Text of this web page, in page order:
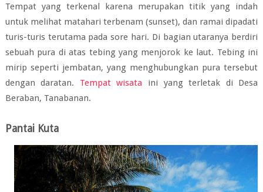
Tempat yang terkenal karena merupakan titik yang indah
untuk melihat matahari terbenam (sunset), dan ramai dipadati
turis-turis terutama pada sore hari. Di bagian utaranya berdiri
sebuah pura di atas tebing yang menjorok ke laut. Tebing ini
mirip seperti jembatan, yang menghubungkan pura tersebut
dengan daratan. Tempat wisata ini yang terletak di Desa
Beraban, Tanabanan.
Pantai Kuta